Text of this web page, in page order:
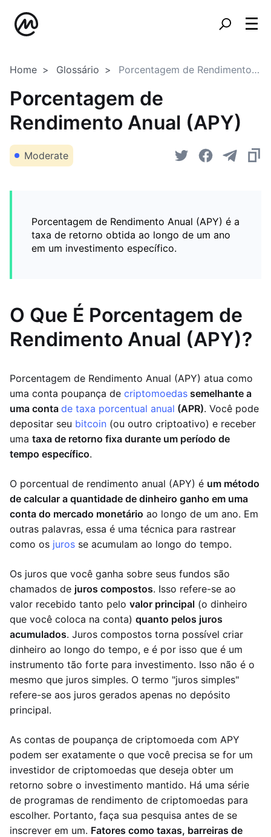
Home Glossário Porcentagem de Rendimento Anual (APY)
Porcentagem de
Rendimento Anual (APY)
Moderate
Porcentagem de Rendimento Anual (APY) é a
taxa de retorno obtida ao longo de um ano
em um investimento específico.
O Que É Porcentagem de
Rendimento Anual (APY)?
Porcentagem de Rendimento Anual (APY) atua como
uma conta poupança de criptomoedas semelhante a
uma conta de taxa porcentual anual (APR). Você pode
depositar seu bitcoin (ou outro criptoativo) e receber
uma taxa de retorno fixa durante um período de
tempo específico.
O porcentual de rendimento anual (APY) é um método
de calcular a quantidade de dinheiro ganho em uma
conta do mercado monetário ao longo de um ano. Em
outras palavras, essa é uma técnica para rastrear
como os juros se acumulam ao longo do tempo.
Os juros que você ganha sobre seus fundos são
chamados de juros compostos. Isso refere-se ao
valor recebido tanto pelo valor principal (o dinheiro
que você coloca na conta) quanto pelos juros
acumulados. Juros compostos torna possível criar
dinheiro ao longo do tempo, e é por isso que é um
instrumento tão forte para investimento. Isso não é o
mesmo que juros simples. O termo "juros simples"
refere-se aos juros gerados apenas no depósito
principal.
As contas de poupança de criptomoeda com APY
podem ser exatamente o que você precisa se for um
investidor de criptomoedas que deseja obter um
retorno sobre o investimento mantido. Há uma série
de programas de rendimento de criptomoedas para
escolher. Portanto, faça sua pesquisa antes de se
inscrever em um. Fatores como taxas, barreiras de